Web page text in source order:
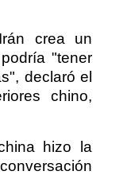
crea un
"tener
declaró el
chino,
hizo la